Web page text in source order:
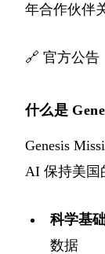
年合作伙伴
🔗 官方公告
什么是
Genesis
AI 保持美国
科学基
数据